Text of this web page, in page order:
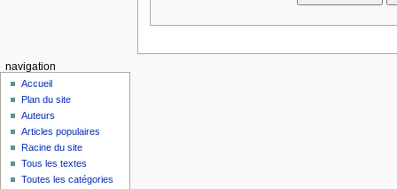
navigation
Accueil
Plan du site
Auteurs
Articles populaires
Racine du site
Tous les textes
Toutes les catégories